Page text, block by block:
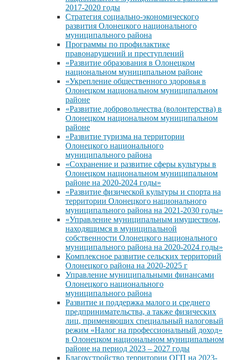
2017-2020 годы
Стратегия социально-экономического
развития Олонецкого национального
муниципального района
Программы по профилактике
правонарушений и преступлений
«Развитие образования в Олонецком
национальном муниципальном районе
«Укрепление общественного здоровья в
Олонецком национальном муниципальном
районе
«Развитие добровольчества (волонтерства) в
Олонецком национальном муниципальном
районе
«Развитие туризма на территории
Олонецкого национального
муниципального района
«Сохранение и развитие сферы культуры в
Олонецком национальном муниципальном
районе на 2020-2024 годы»
«Развитие физической культуры и спорта на
территории Олонецкого национального
муниципального района на 2021-2030 годы»
«Управление муниципальным имуществом,
находящимся в муниципальной
собственности Олонецкого национального
муниципального района на 2020-2024 годы»
Комплексное развитие сельских территорий
Олонецкого района на 2020-2025 г
Управление муниципальными финансами
Олонецкого национального
муниципального района
Развитие и поддержка малого и среднего
предпринимательства, а также физических
лиц, применяющих специальный налоговый
режим «Налог на профессиональный доход»
в Олонецком национальном муниципальном
районе на период 2023 – 2027 годы
Благоустройство территории ОГП на 2023-